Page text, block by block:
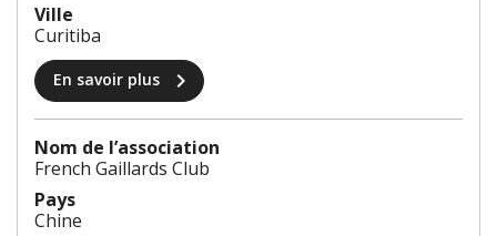
Ville
Curitiba
En savoir plus chevron_right
Nom de l’association
French Gaillards Club
Pays
Chine